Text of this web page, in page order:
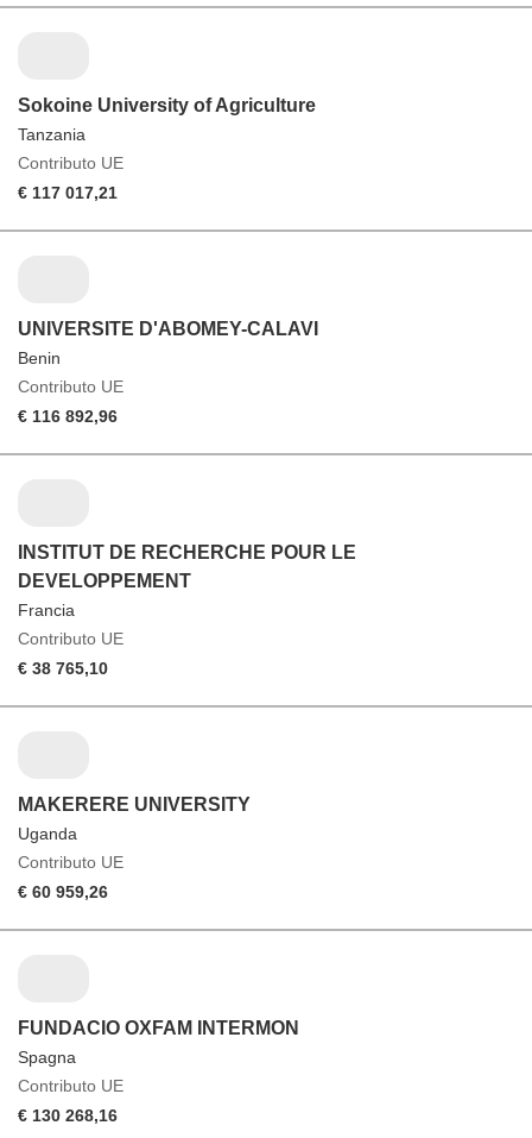
Sokoine University of Agriculture
Tanzania
Contributo UE
€ 117 017,21
UNIVERSITE D'ABOMEY-CALAVI
Benin
Contributo UE
€ 116 892,96
INSTITUT DE RECHERCHE POUR LE
DEVELOPPEMENT
Francia
Contributo UE
€ 38 765,10
MAKERERE UNIVERSITY
Uganda
Contributo UE
€ 60 959,26
FUNDACIO OXFAM INTERMON
Spagna
Contributo UE
€ 130 268,16